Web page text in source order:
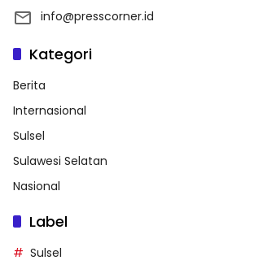
info@presscorner.id
Kategori
Berita
Internasional
Sulsel
Sulawesi Selatan
Nasional
Label
Sulsel